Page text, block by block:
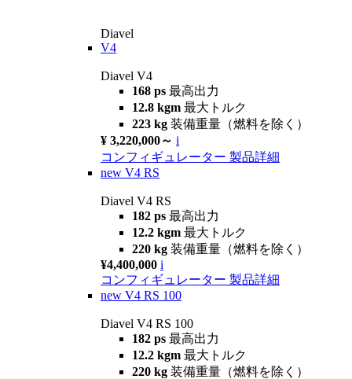
Diavel
V4
Diavel V4
168 ps 最高出力
12.8 kgm 最大トルク
223 kg 装備重量（燃料を除く）
¥ 3,220,000～ i
コンフィギュレーター 製品詳細
new V4 RS
Diavel V4 RS
182 ps 最高出力
12.2 kgm 最大トルク
220 kg 装備重量（燃料を除く）
¥4,400,000 i
コンフィギュレーター 製品詳細
new V4 RS 100
Diavel V4 RS 100
182 ps 最高出力
12.2 kgm 最大トルク
220 kg 装備重量（燃料を除く）